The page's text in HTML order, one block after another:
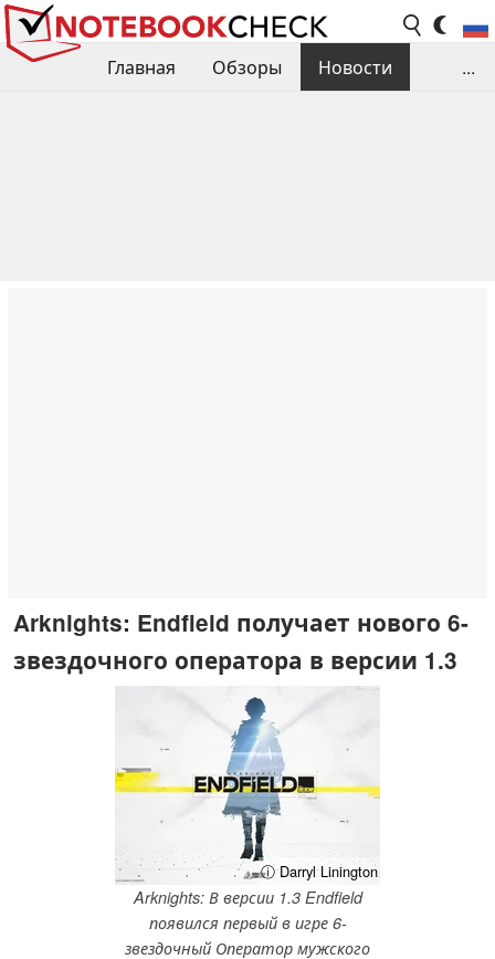
Главная Обзоры
Новости
...
Arknights: Endfield получает нового 6-
звездочного оператора в версии 1.3
ⓘ Darryl Linington
Arknights: В версии 1.3 Endfield
появился первый в игре 6-
звездочный Оператор мужского